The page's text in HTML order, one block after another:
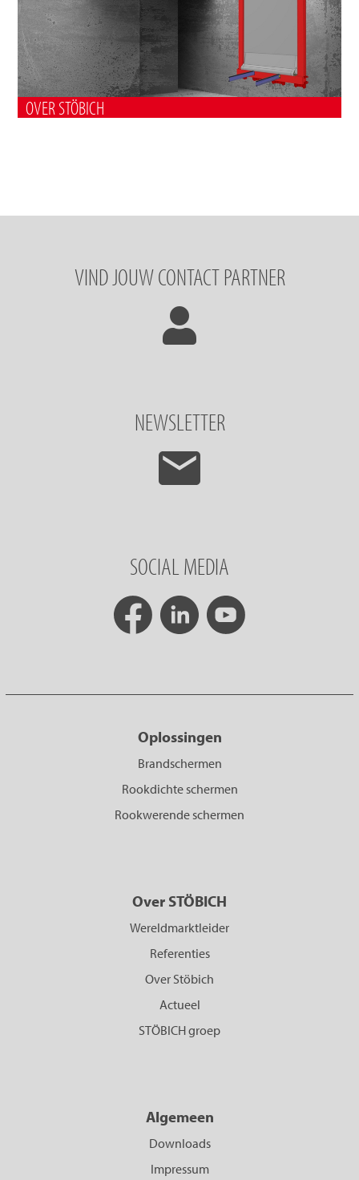
OVER STÖBICH
VIND JOUW CONTACT PARTNER
NEWSLETTER
SOCIAL MEDIA
Oplossingen
Brandschermen
Rookdichte schermen
Rookwerende schermen
Over STÖBICH
Wereldmarktleider
Referenties
Over Stöbich
Actueel
STÖBICH groep
Algemeen
Downloads
Impressum